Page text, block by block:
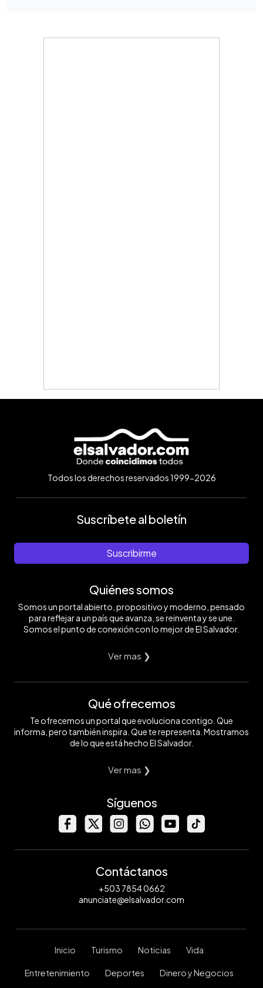
Todos los derechos reservados 1999-2026
Suscríbete al boletín
Suscribirme
Quiénes somos
Somos un portal abierto, propositivo y moderno, pensado
para reflejar a un país que avanza, se reinventa y se une.
Somos el punto de conexión con lo mejor de El Salvador.
Ver mas ❯
Qué ofrecemos
Te ofrecemos un portal que evoluciona contigo. Que
informa, pero también inspira. Que te representa. Mostramos
de lo que está hecho El Salvador.
Ver mas ❯
Síguenos
Contáctanos
+503 7854 0662
anunciate@elsalvador.com
Inicio Turismo Noticias Vida
Entretenimiento Deportes Dinero y Negocios